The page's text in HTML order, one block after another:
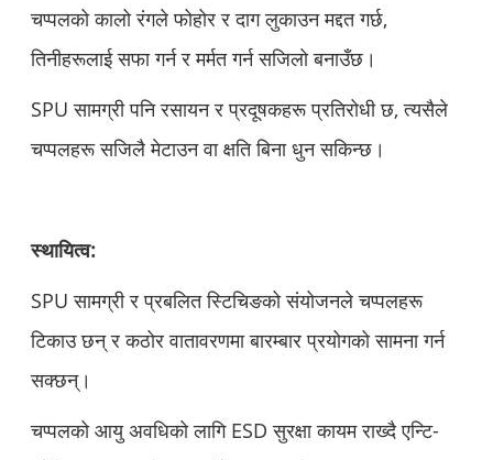
चप्पलको कालो रंगले फोहोर र दाग लुकाउन मद्दत गर्छ,
तिनीहरूलाई सफा गर्न र मर्मत गर्न सजिलो बनाउँछ।
SPU सामग्री पनि रसायन र प्रदूषकहरू प्रतिरोधी छ, त्यसैले
चप्पलहरू सजिलै मेटाउन वा क्षति बिना धुन सकिन्छ।
स्थायित्व:
SPU सामग्री र प्रबलित स्टिचिङको संयोजनले चप्पलहरू
टिकाउ छन् र कठोर वातावरणमा बारम्बार प्रयोगको सामना गर्न
सक्छन्।
चप्पलको आयु अवधिको लागि ESD सुरक्षा कायम राख्दै एन्टि-